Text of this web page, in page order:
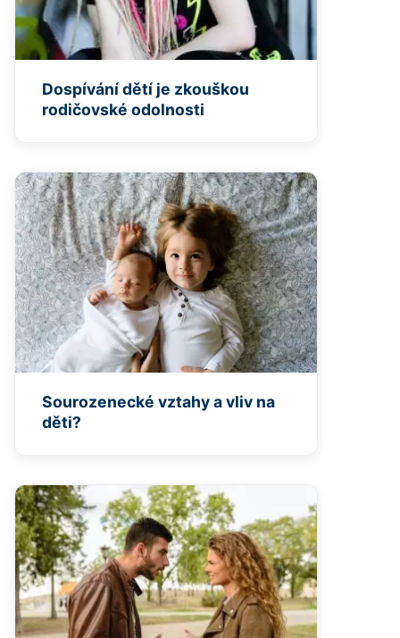
Dospívání dětí je zkouškou
rodičovské odolnosti
Sourozenecké vztahy a vliv na
děti?